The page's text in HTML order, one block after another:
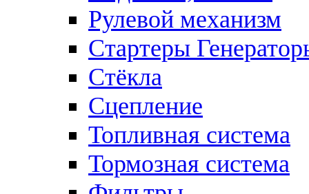
Рулевой механизм
Стартеры
Стёкла
Сцепление
Топливная система
Тормозная система